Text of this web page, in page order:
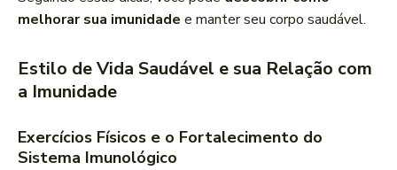
melhorar sua imunidade e manter seu corpo saudável.
Estilo de Vida Saudável e sua Relação com
a Imunidade
Exercícios Físicos e o Fortalecimento do
Sistema Imunológico